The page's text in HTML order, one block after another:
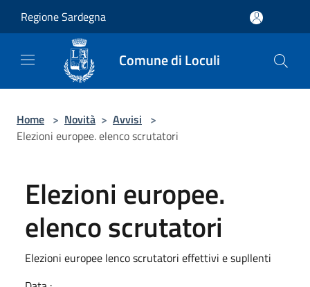
Regione Sardegna
Comune di Loculi
Home > Novità > Avvisi >
Elezioni europee. elenco scrutatori
Elezioni europee.
elenco scrutatori
Elezioni europee lenco scrutatori effettivi e supllenti